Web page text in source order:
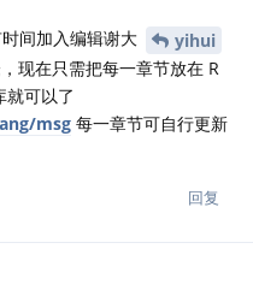
间加入编辑谢大
yihui
现在只需把每一章节放在 R
可以了
msg 每一章节可自行更新
回复